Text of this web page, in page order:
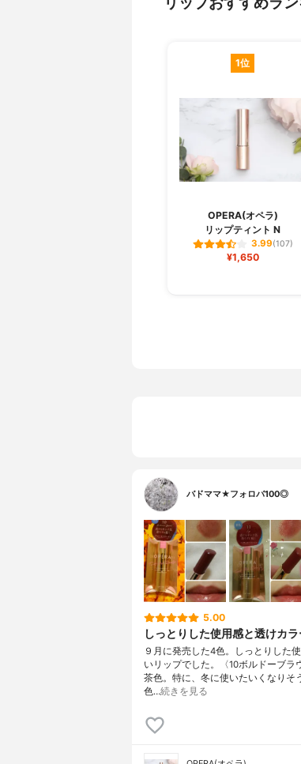
1位
OPERA(オペラ)
リップティント N
3.99(107)
¥1,650
バドママ★フォロバ100◎
5.00
しっとりした使用感と透けカラ
９月に発売した4色。しっとりした
いリップでした。〈10ボルドーブラ
茶色。特に、冬に使いたいくなりそ
色…続きを見る